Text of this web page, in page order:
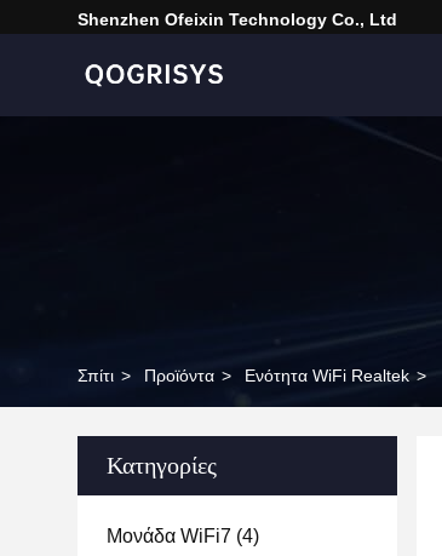
Shenzhen Ofeixin Technology Co., Ltd
Σπίτι > Προϊόντα > Ενότητα WiFi Realtek >
Κατηγορίες
Μονάδα WiFi7 (4)